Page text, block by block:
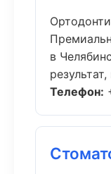
в
Телефон: